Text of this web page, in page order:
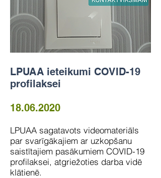
LPUAA ieteikumi COVID-19
profilaksei
18.06.2020
LPUAA sagatavots videomateriāls
par svarīgākajiem ar uzkopšanu
saistītajiem pasākumiem COVID-19
profilaksei, atgriežoties darba vidē
klātienē.